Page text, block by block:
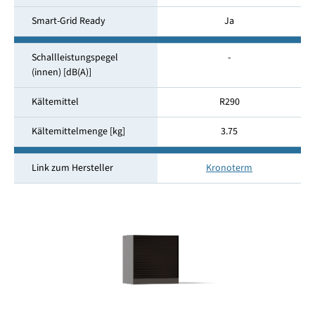
Smart-Grid Ready Ja
Schallleistungspegel
(innen) [dB(A)]
-
Kältemittel R290
Kältemittelmenge [kg] 3.75
Link zum Hersteller Kronoterm